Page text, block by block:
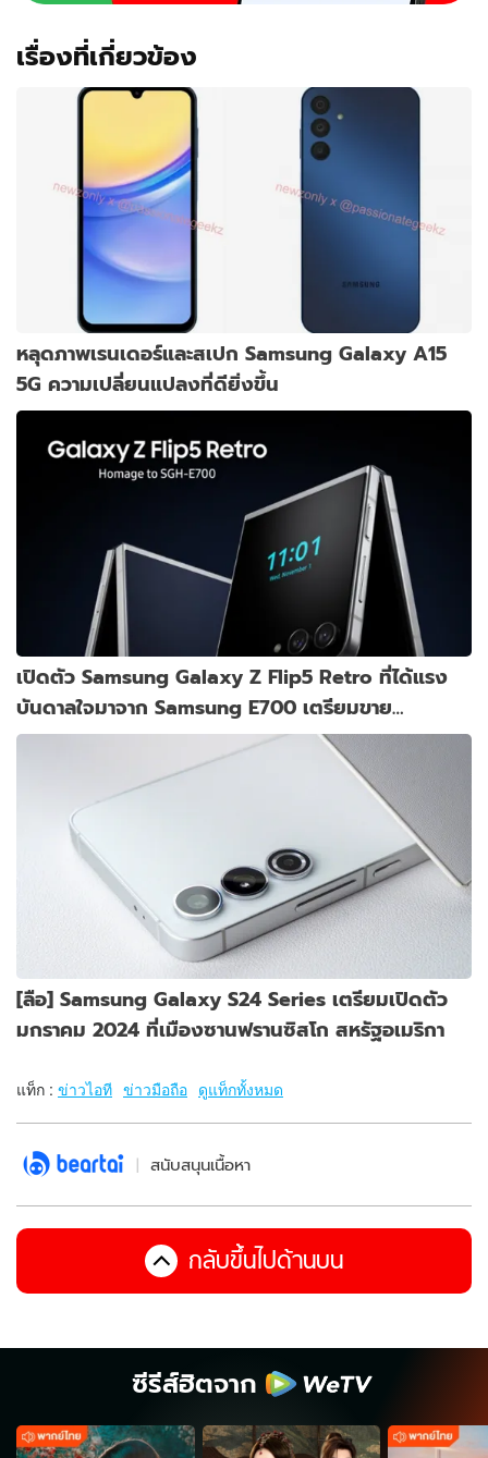
เรื่องที่เกี่ยวข้อง
หลุดภาพเรนเดอร์และสเปก Samsung Galaxy A15
5G ความเปลี่ยนแปลงที่ดียิ่งขึ้น
เปิดตัว Samsung Galaxy Z Flip5 Retro ที่ได้แรง
บันดาลใจมาจาก Samsung E700 เตรียมขาย
พฤศจิกายนนี้
[ลือ] Samsung Galaxy S24 Series เตรียมเปิดตัว
มกราคม 2024 ที่เมืองซานฟรานซิสโก สหรัฐอเมริกา
แท็ก : ข่าวไอที ข่าวมือถือ ดูแท็กทั้งหมด
สนับสนุนเนื้อหา
กลับขึ้นไปด้านบน
ซีรีส์ฮิตจาก